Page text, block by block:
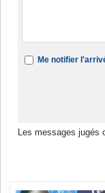
Me notifier
Les messages jugés